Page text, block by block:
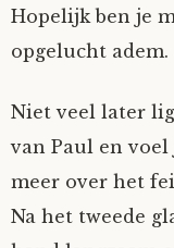
Nyncke
Rozemarijn
SirTeddy
Hopelijk ben je
opgelucht adem.
Niet veel later
van Paul en
meer over het
Na het tweede